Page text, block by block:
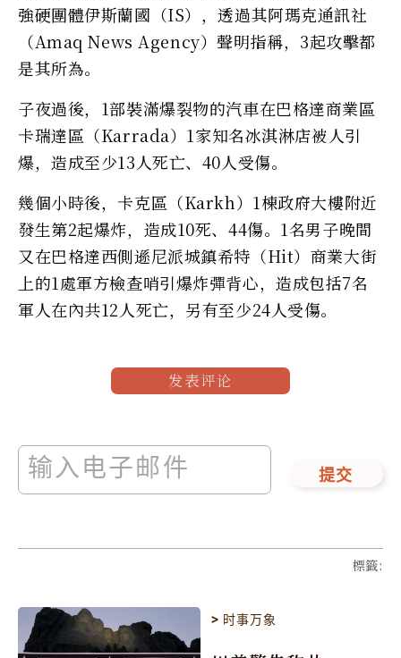
強硬團體伊斯蘭國（IS），透過其阿瑪克通訊社
（Amaq News Agency）聲明指稱，3起攻擊都
是其所為。
子夜過後，1部裝滿爆裂物的汽車在巴格達商業區
卡瑞達區（Karrada）1家知名冰淇淋店被人引
爆，造成至少13人死亡、40人受傷。
幾個小時後，卡克區（Karkh）1棟政府大樓附近
發生第2起爆炸，造成10死、44傷。1名男子晚間
又在巴格達西側遜尼派城鎮希特（Hit）商業大街
上的1處軍方檢查哨引爆炸彈背心，造成包括7名
軍人在內共12人死亡，另有至少24人受傷。
发表评论
提交
標籤:
> 时事万象